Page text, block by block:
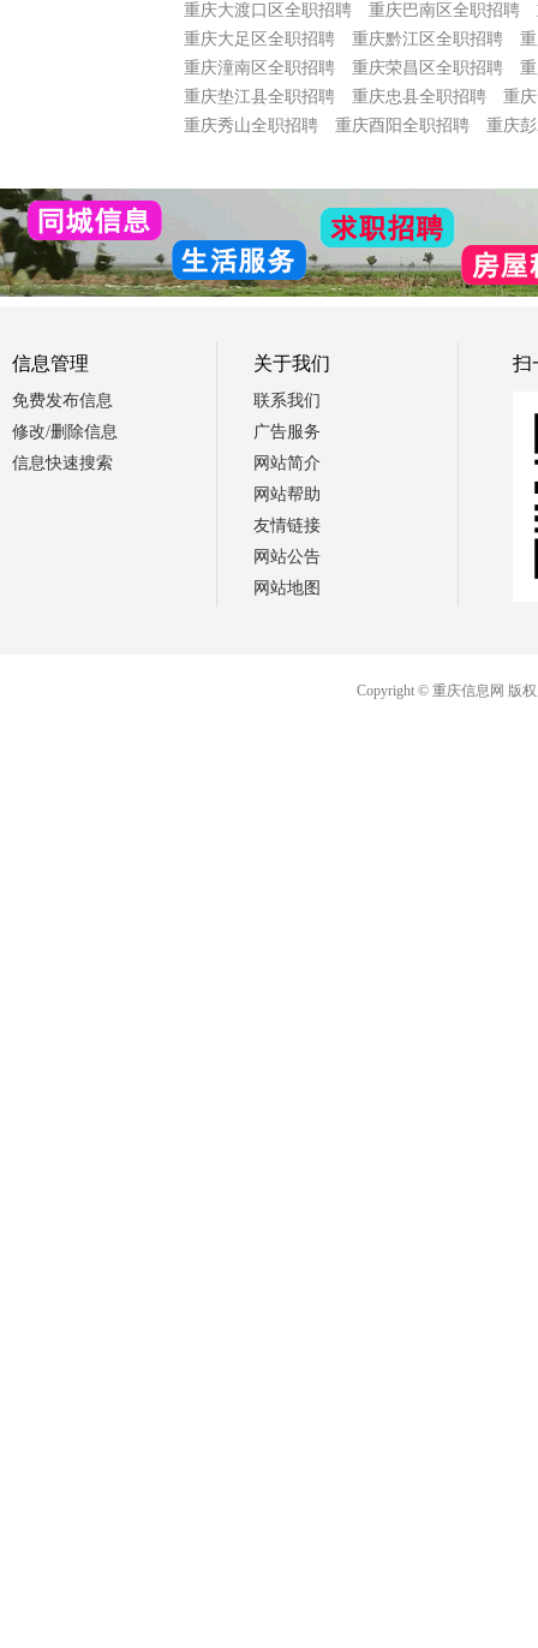
重庆大渡口区全职招聘
重庆巴南区全职招聘
重庆大足区全职招聘
重庆黔江区全职招聘
重庆潼南区全职招聘
重庆荣昌区全职招聘
重庆垫江县全职招聘
重庆忠县全职招聘
重
重庆秀山全职招聘
重庆酉阳全职招聘 重庆
信息管理
免费发布信息
修改/删除信息
信息快速搜索
关于我们
联系我们
广告服务
网站简介
网站帮助
友情链接
网站公告
网站地图
扫
Copyright © 重庆信息网 版